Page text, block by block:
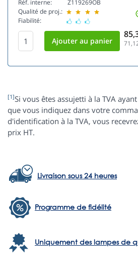
Réf. interne:
Qualité de proj.:
Fiabilité:
Z119269OB
[1]Si vous êtes assujetti à la TVA
que vous indiquez dans votre
d'identification à la TVA, vous
prix HT.
Livraison sous 24 heures
Programme de fidélité
Uniquement des lampes de